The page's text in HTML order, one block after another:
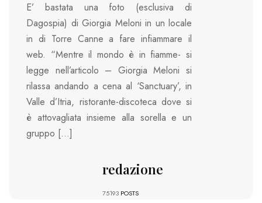
E’ bastata una foto (esclusiva di
Dagospia) di Giorgia Meloni in un locale
in di Torre Canne a fare infiammare il
web. “Mentre il mondo è in fiamme- si
legge nell’articolo – Giorgia Meloni si
rilassa andando a cena al ‘Sanctuary’, in
Valle d’Itria, ristorante-discoteca dove si
è attovagliata insieme alla sorella e un
gruppo […]
redazione
75193 POSTS